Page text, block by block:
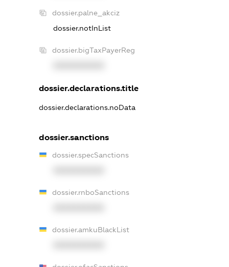
dossier.palne_akciz
dossier.notInList
dossier.bigTaxPayerReg
dossier.declarations.title
dossier.declarations.noData
dossier.sanctions
dossier.specSanctions
dossier.rnboSanctions
dossier.amkuBlackList